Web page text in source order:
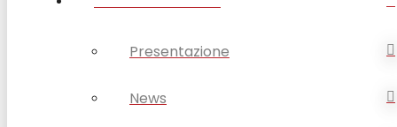
Presentazione
News